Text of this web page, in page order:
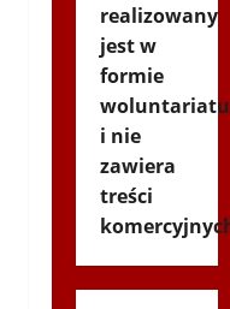
realizowany
jest w
formie
woluntariatu
i nie
zawiera
treści